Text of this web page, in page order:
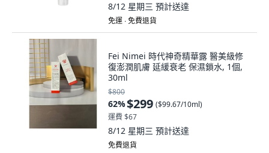
8/12 星期三 預計送達
免運 ∙ 免費退貨
Fei Nimei 時代神奇精華露 醫美級修
復澎潤肌膚 延緩衰老 保濕鎖水, 1個,
30ml
$800
62%$299 ($99.67/10ml)
運費 $67
8/12 星期三 預計送達
免費退貨